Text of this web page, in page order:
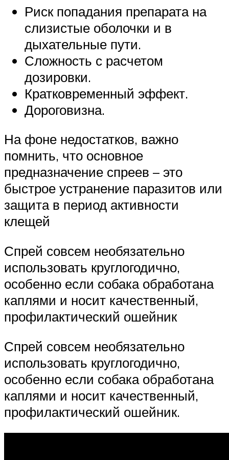
Риск попадания препарата на
слизистые оболочки и в
дыхательные пути.
Сложность с расчетом
дозировки.
Кратковременный эффект.
Дороговизна.
На фоне недостатков, важно
помнить, что основное
предназначение спреев – это
быстрое устранение паразитов или
защита в период активности
клещей
Спрей совсем необязательно
использовать круглогодично,
особенно если собака обработана
каплями и носит качественный,
профилактический ошейник
Спрей совсем необязательно
использовать круглогодично,
особенно если собака обработана
каплями и носит качественный,
профилактический ошейник.